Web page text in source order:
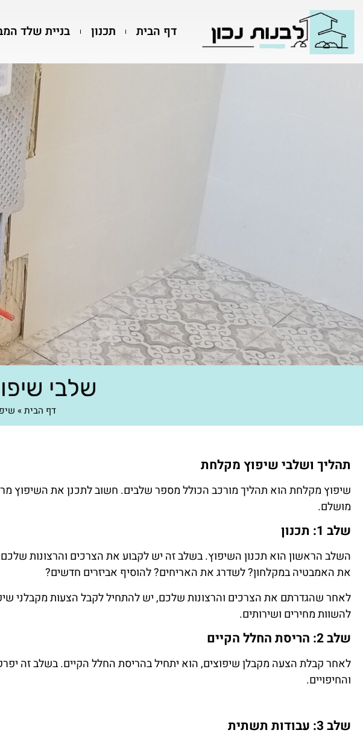
דף הבית תכנון בניית שלד
שלבי
דף הבית»
תהליך ושלבי שיפוץ מקלחת
שיפוץ מקלחת הוא תהליך מורכב הכולל מספר שלבים. חשוב לתכנן את השיפוץ
מושלם.
שלב 1: תכנון
השלב הראשון הוא תכנון השיפוץ. בשלב זה יש לקבוע את הצרכים והרצונות
את האמבטיה במקלחון? לשדרג את האריחים? להוסיף אביזרים חדשים?
לאחר שהגדרתם את הצרכים והרצונות שלכם, יש להתחיל לקבל הצעות מקבלני
להשוות מחירים ושירותים.
שלב 2: הריסת החלל הקיים
לאחר קבלת הצעה מקבלן שיפוצים, הוא יתחיל בהריסת החלל הקיים. בשלב זה
והחיפויים.
שלב 3: עבודות תשתית